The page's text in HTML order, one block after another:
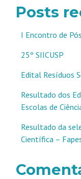
Posts
I Encontro de
25º SIICUSP
Edital Resíduos
Resultado dos
Escolas de
Resultado da
Científica –